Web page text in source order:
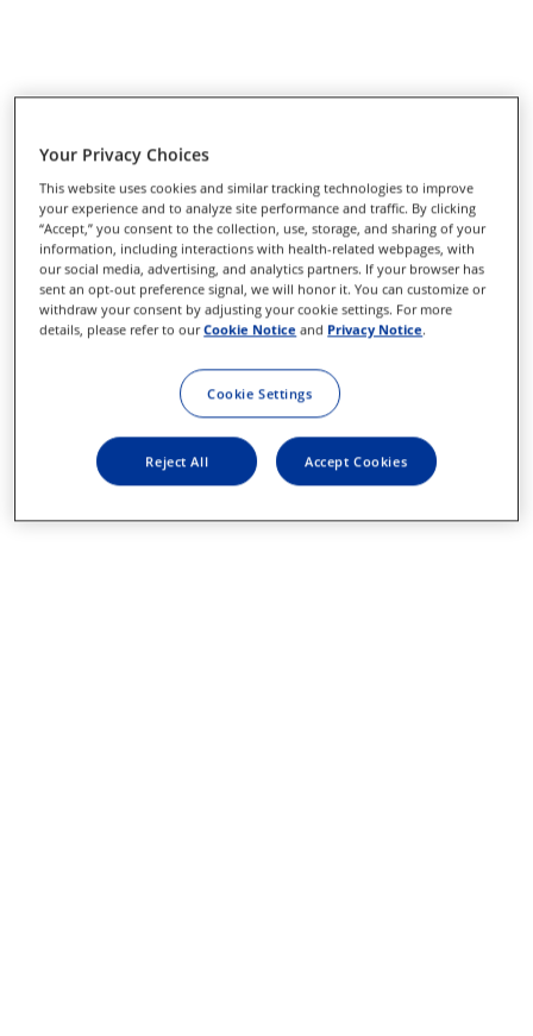
Mentions Obligatoires
Your Privacy Choices
This website uses cookies and similar tracking technologies to improve
your experience and to analyze site performance and traffic. By clicking
“Accept,” you consent to the collection, use, storage, and sharing of your
information, including interactions with health-related webpages, with
our social media, advertising, and analytics partners. If your browser has
sent an opt-out preference signal, we will honor it. You can customize or
withdraw your consent by adjusting your cookie settings. For more
details, please refer to ourCookie Notice and Privacy Notice.
Cookie Settings
Reject All Accept Cookies